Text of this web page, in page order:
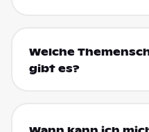
Welche
gibt es?